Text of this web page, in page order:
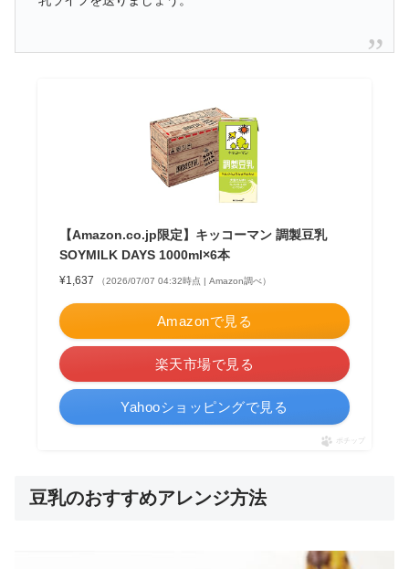
【Amazon.co.jp限定】キッコーマン 調製豆乳
SOYMILK DAYS 1000ml×6本
¥1,637 （2026/07/07 04:32時点 | Amazon調べ）
Amazonで見る
楽天市場で見る
Yahooショッピングで見る
ポチップ
豆乳のおすすめアレンジ方法